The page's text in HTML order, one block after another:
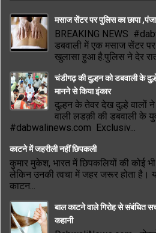
मसाज सेंटर पर पुलिस का छापा
BREAKING NEWS
डबवाली में एक मसाज सेंटर
खुलासा हुआ है.पुलिस ने देर रात
चंडीगढ़ की दुल्हन को डबवाली के
मानने से किया इंकार
दुल्हन के तेवर देख दुल्हे वालों
वाली लडक़ी की डबवाली के
#dabwalinews.com Exclusiv...
काटने में जहरीली नहीं छिपकली
कुमार मुकेश, भारत में छिपकलियों की कोई भी
लेकिन उनकी त्वचा में जहर जरूर होता है।
काटन...
बाल काटने वाले गिरोह से संबंधित
कहानी